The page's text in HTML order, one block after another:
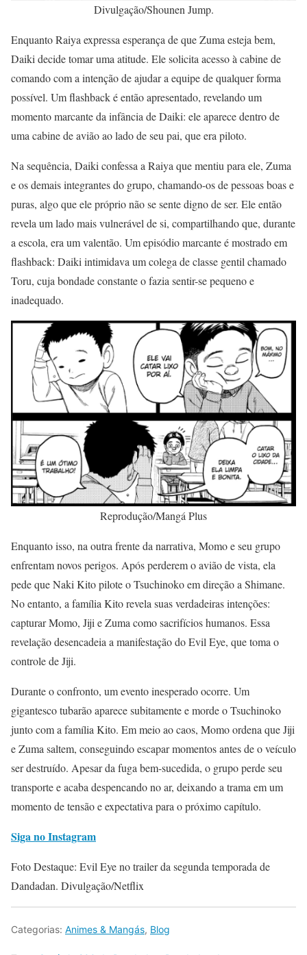
Divulgação/Shounen Jump.
Enquanto Raiya expressa esperança de que Zuma esteja bem,
Daiki decide tomar uma atitude. Ele solicita acesso à cabine de
comando com a intenção de ajudar a equipe de qualquer forma
possível. Um flashback é então apresentado, revelando um
momento marcante da infância de Daiki: ele aparece dentro de
uma cabine de avião ao lado de seu pai, que era piloto.
Na sequência, Daiki confessa a Raiya que mentiu para ele, Zuma
e os demais integrantes do grupo, chamando-os de pessoas boas e
puras, algo que ele próprio não se sente digno de ser. Ele então
revela um lado mais vulnerável de si, compartilhando que, durante
a escola, era um valentão. Um episódio marcante é mostrado em
flashback: Daiki intimidava um colega de classe gentil chamado
Toru, cuja bondade constante o fazia sentir-se pequeno e
inadequado.
Reprodução/Mangá Plus
Enquanto isso, na outra frente da narrativa, Momo e seu grupo
enfrentam novos perigos. Após perderem o avião de vista, ela
pede que Naki Kito pilote o Tsuchinoko em direção a Shimane.
No entanto, a família Kito revela suas verdadeiras intenções:
capturar Momo, Jiji e Zuma como sacrifícios humanos. Essa
revelação desencadeia a manifestação do Evil Eye, que toma o
controle de Jiji.
Durante o confronto, um evento inesperado ocorre. Um
gigantesco tubarão aparece subitamente e morde o Tsuchinoko
junto com a família Kito. Em meio ao caos, Momo ordena que Jiji
e Zuma saltem, conseguindo escapar momentos antes de o veículo
ser destruído. Apesar da fuga bem-sucedida, o grupo perde seu
transporte e acaba despencando no ar, deixando a trama em um
momento de tensão e expectativa para o próximo capítulo.
Siga no Instagram
Foto Destaque: Evil Eye no trailer da segunda temporada de
Dandadan. Divulgação/Netflix
Categorias: Animes & Mangás, Blog